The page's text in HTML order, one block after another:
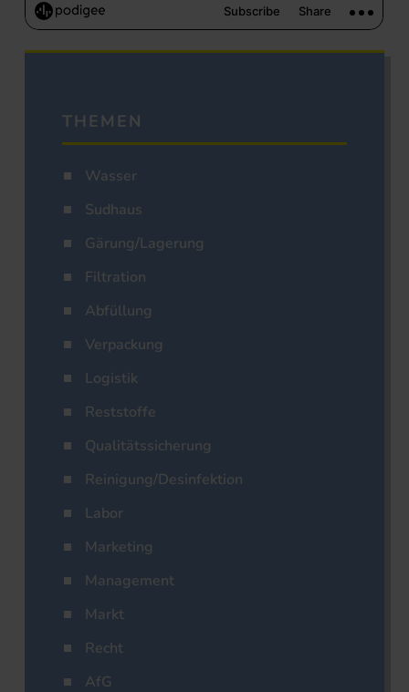
THEMEN
Wasser
Sudhaus
Gärung/Lagerung
Filtration
Abfüllung
Verpackung
Logistik
Reststoffe
Qualitätssicherung
Reinigung/Desinfektion
Labor
Marketing
Management
Markt
Recht
AfG